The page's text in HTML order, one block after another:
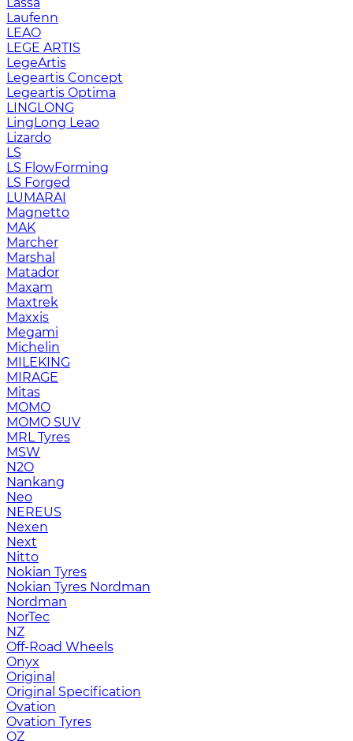
Laufenn
LEAO
LEGE ARTIS
LegeArtis
Legeartis Concept
Legeartis Optima
LINGLONG
LingLong Leao
Lizardo
LS
LS FlowForming
LS Forged
LUMARAI
Magnetto
MAK
Marcher
Marshal
Matador
Maxam
Maxtrek
Maxxis
Megami
Michelin
MILEKING
MIRAGE
Mitas
MOMO
MOMO SUV
MRL Tyres
MSW
N2O
Nankang
Neo
NEREUS
Nexen
Next
Nitto
Nokian Tyres
Nokian Tyres Nordman
Nordman
NorTec
NZ
Off-Road Wheels
Onyx
Original
Original Specification
Ovation
Ovation Tyres
OZ